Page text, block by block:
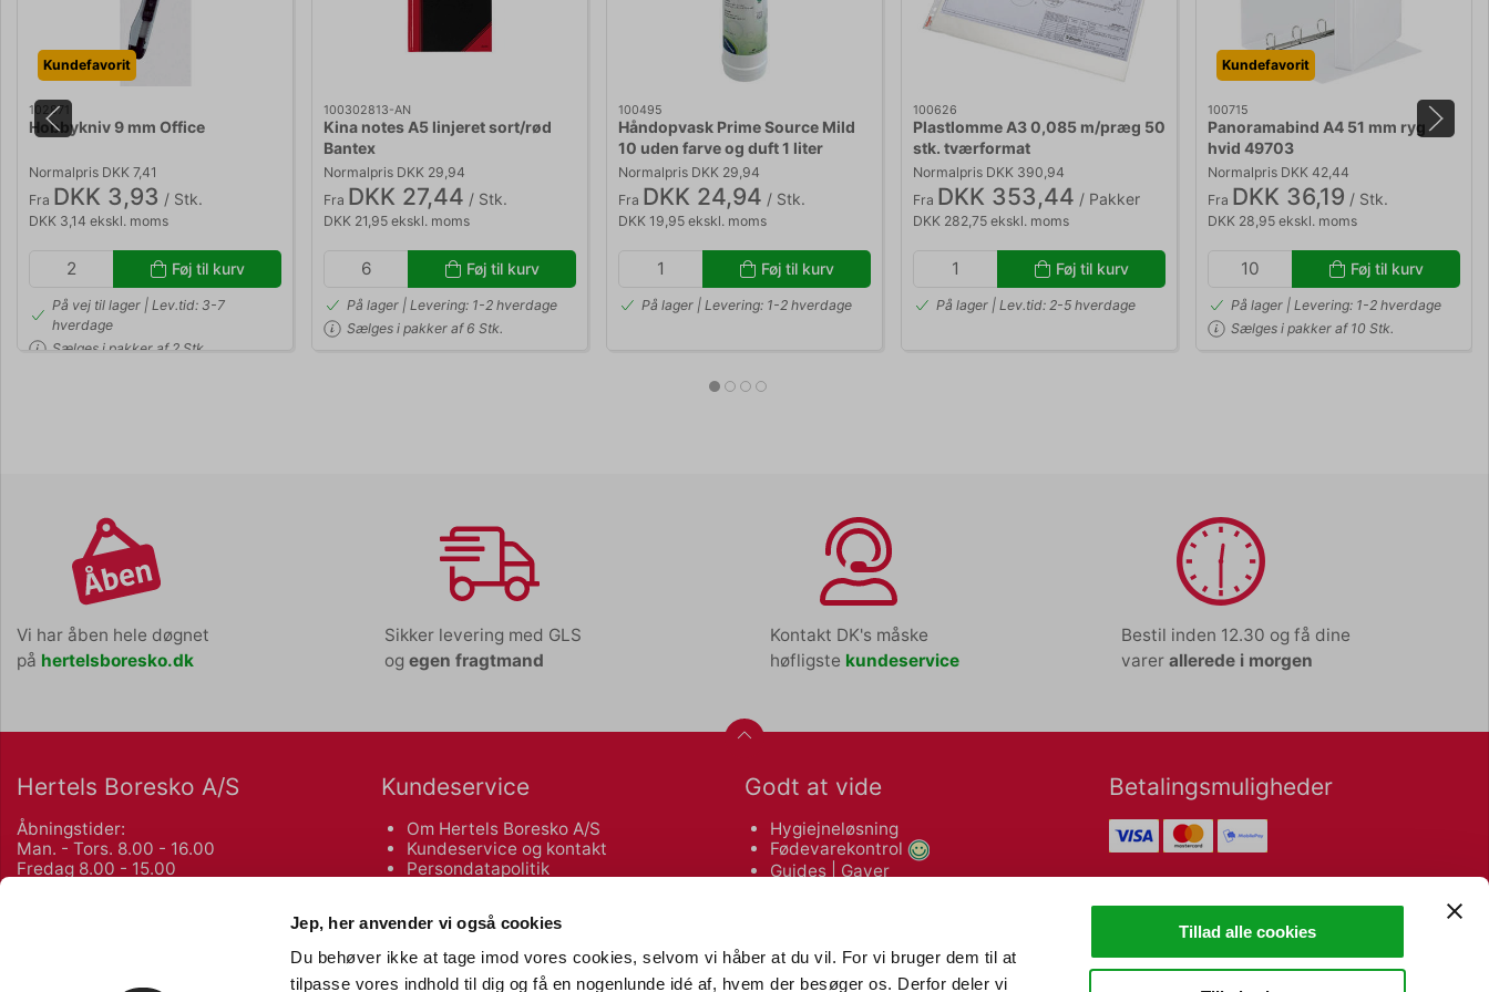
Jep, her anvender vi også cookies
Du behøver ikke at tage imod vores cookies, selvom vi håber at du vil. For vi bruger dem til at
tilpasse vores indhold til dig og få en nogenlunde idé af, hvem der besøger os. Derfor deler vi
Tillad alle cookies
Kundefavorit
102871
Hobbykniv 9 mm Office
Normalpris DKK 7,41
Fra DKK 3,93 / Stk.
DKK 3,14 ekskl. moms
Føj til kurv
På vej til lager | Lev.tid: 3-7
hverdage
Sælges i pakker af 2 Stk.
100302813-AN
Kina notes A5 linjeret sort/rød
Bantex
Normalpris DKK 29,94
Fra DKK 27,44 / Stk.
DKK 21,95 ekskl. moms
Føj til kurv
På lager | Levering: 1-2 hverdage
Sælges i pakker af 6 Stk.
100495
Håndopvask Prime Source Mild
10 uden farve og duft 1 liter
Normalpris DKK 29,94
Fra DKK 24,94 / Stk.
DKK 19,95 ekskl. moms
Føj til kurv
På lager | Levering: 1-2 hverdage
100626
Plastlomme A3 0,085 m/præg 50
stk. tværformat
Normalpris DKK 390,94
Fra DKK 353,44 / Pakker
DKK 282,75 ekskl. moms
Føj til kurv
På lager | Lev.tid: 2-5 hverdage
Kundefavorit
100715
Panoramabind A4 51 mm ryg
hvid 49703
Normalpris DKK 42,44
Fra DKK 36,19 / Stk.
DKK 28,95 ekskl. moms
Føj til kurv
På lager | Levering: 1-2 hverdage
Sælges i pakker af 10 Stk.
Vi har åben hele døgnet
på hertelsboresko.dk
Sikker levering med GLS
ogegen fragtmand
Kontakt DK's måske
høfligste kundeservice
Bestil inden 12.30 og få dine
varer allerede i morgen
Hertels Boresko A/S
Åbningstider:
Man. - Tors. 8.00 - 16.00
Fredag 8.00 - 15.00
Kundeservice
Om Hertels Boresko A/S
Kundeservice og kontakt
Persondatapolitik
Bliv kunde
Godt at vide
Hygiejneløsning
Fødevarekontrol
Guides
Gaver
Nyttige links
Betalingsmuligheder
Nyhedsbrev